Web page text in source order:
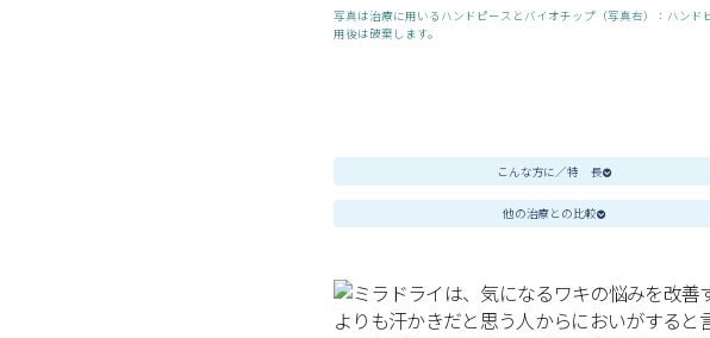
写真は治療に用いるハンドピースとバイオチップ （写真右）
：ハンド
用後は破棄します。
こんな方に／特 長
他の治療との比較